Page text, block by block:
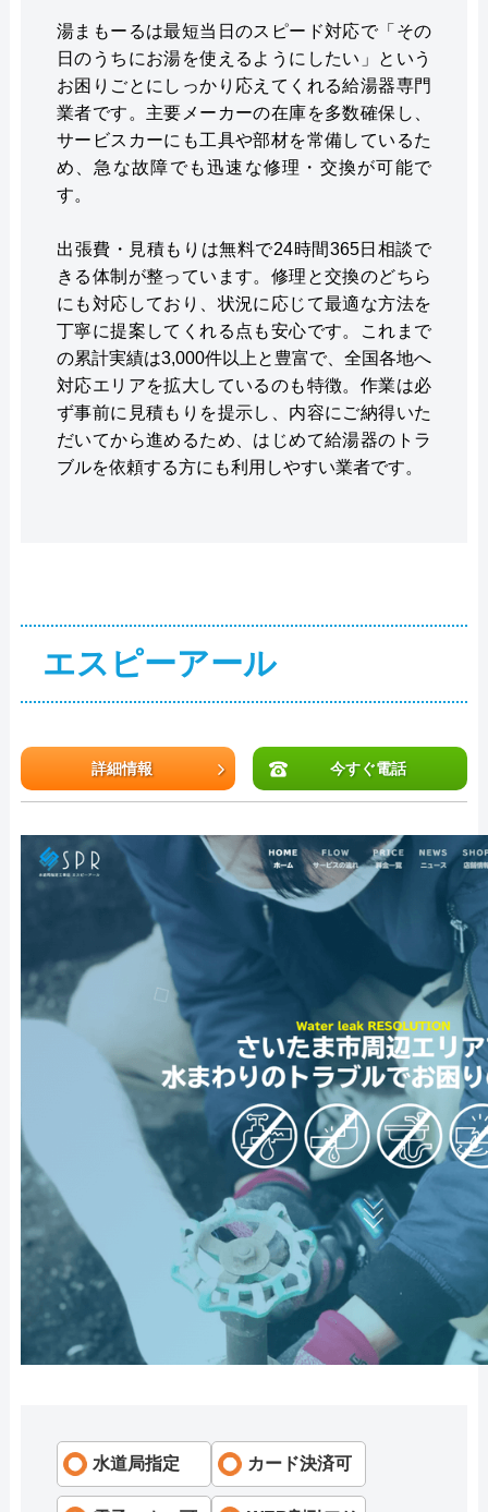
湯まもーるは最短当日のスピード対応で「その
日のうちにお湯を使えるようにしたい」という
お困りごとにしっかり応えてくれる給湯器専門
業者です。主要メーカーの在庫を多数確保し、
サービスカーにも工具や部材を常備しているた
め、急な故障でも迅速な修理・交換が可能で
す。
出張費・見積もりは無料で24時間365日相談で
きる体制が整っています。修理と交換のどちら
にも対応しており、状況に応じて最適な方法を
丁寧に提案してくれる点も安心です。これまで
の累計実績は3,000件以上と豊富で、全国各地へ
対応エリアを拡大しているのも特徴。作業は必
ず事前に見積もりを提示し、内容にご納得いた
だいてから進めるため、はじめて給湯器のトラ
ブルを依頼する方にも利用しやすい業者です。
エスピーアール
詳細情報 今すぐ電話
水道局指定 カード決済可